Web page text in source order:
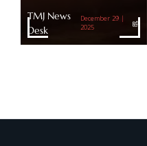
TMJ News
Desk
December 29 |
2025